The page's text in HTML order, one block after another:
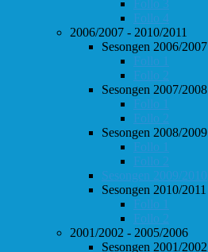
Follo 3
Follo 4
2006/2007 - 2010/2011
Sesongen 2006/2007
Follo 1
Follo 2
Sesongen 2007/2008
Follo 1
Follo 2
Sesongen 2008/2009
Follo 1
Follo 2
Sesongen 2009/2010
Sesongen 2010/2011
Follo 1
Follo 2
2001/2002 - 2005/2006
Sesongen 2001/2002